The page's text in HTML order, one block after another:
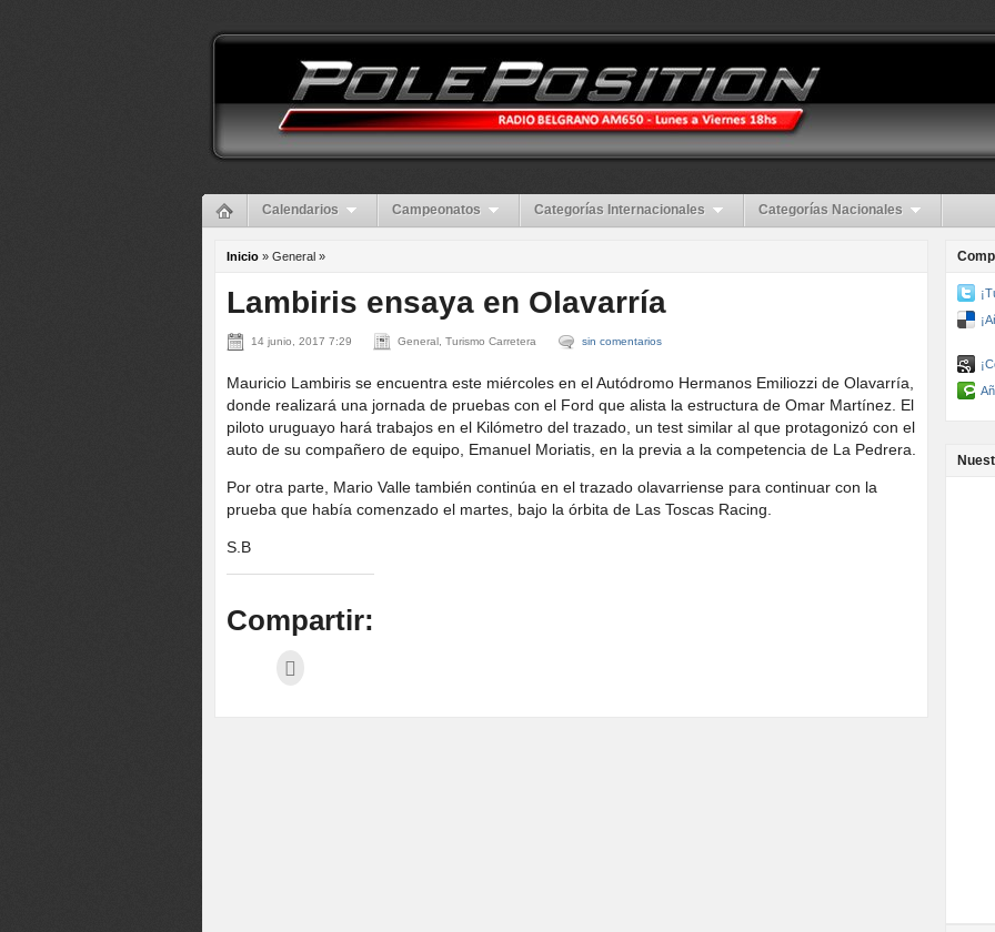
Calendarios Campeonatos Categorías Internacionales Categorías Nacionales
Inicio » General »
Lambiris ensaya en Olavarría
14 junio, 2017 7:29 General, Turismo Carretera sin comentarios
Mauricio Lambiris se encuentra este miércoles en el Autódromo Hermanos Emiliozzi de Olavarría,
donde realizará una jornada de pruebas con el Ford que alista la estructura de Omar Martínez. El
piloto uruguayo hará trabajos en el Kilómetro del trazado, un test similar al que protagonizó con el
auto de su compañero de equipo, Emanuel Moriatis, en la previa a la competencia de La Pedrera.
Por otra parte, Mario Valle también continúa en el trazado olavarriense para continuar con la
prueba que había comenzado el martes, bajo la órbita de Las Toscas Racing.
S.B
Compartir: